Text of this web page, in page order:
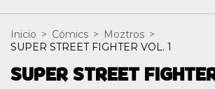
Inicio > Cómics > Moztros >
SUPER STREET FIGHTER VOL. 1
SUPER STREET